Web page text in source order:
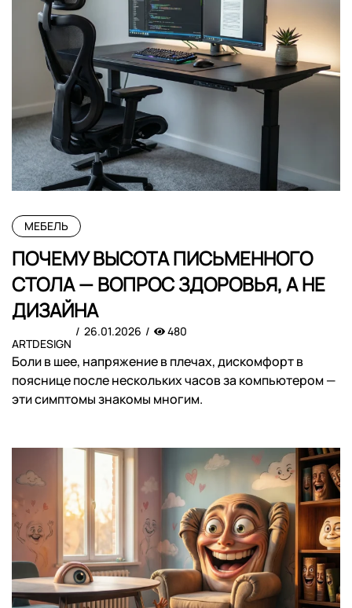
МЕБЕЛЬ
ПОЧЕМУ ВЫСОТА ПИСЬМЕННОГО
СТОЛА — ВОПРОС ЗДОРОВЬЯ, А НЕ
ДИЗАЙНА
ARTDESIGN
26.01.2026 480
Боли в шее, напряжение в плечах, дискомфорт в
пояснице после нескольких часов за компьютером —
эти симптомы знакомы многим.